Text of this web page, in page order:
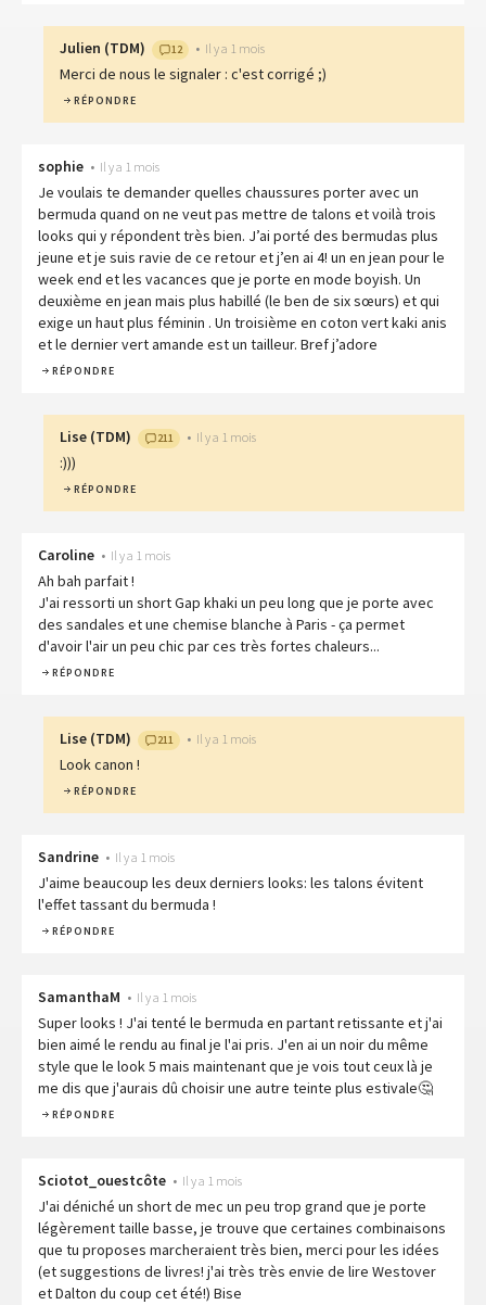
Julien (TDM) 12 • Il y a 1 mois
Merci de nous le signaler : c'est corrigé ;)
RÉPONDRE
sophie • Il y a 1 mois
Je voulais te demander quelles chaussures porter avec un
bermuda quand on ne veut pas mettre de talons et voilà trois
looks qui y répondent très bien. J’ai porté des bermudas plus
jeune et je suis ravie de ce retour et j’en ai 4! un en jean pour le
week end et les vacances que je porte en mode boyish. Un
deuxième en jean mais plus habillé (le ben de six sœurs) et qui
exige un haut plus féminin . Un troisième en coton vert kaki anis
et le dernier vert amande est un tailleur. Bref j’adore
RÉPONDRE
Lise (TDM) 211 • Il y a 1 mois
:)))
RÉPONDRE
Caroline • Il y a 1 mois
Ah bah parfait !
J'ai ressorti un short Gap khaki un peu long que je porte avec
des sandales et une chemise blanche à Paris - ça permet
d'avoir l'air un peu chic par ces très fortes chaleurs...
RÉPONDRE
Lise (TDM) 211 • Il y a 1 mois
Look canon !
RÉPONDRE
Sandrine • Il y a 1 mois
J'aime beaucoup les deux derniers looks: les talons évitent
l'effet tassant du bermuda !
RÉPONDRE
SamanthaM • Il y a 1 mois
Super looks ! J'ai tenté le bermuda en partant retissante et j'ai
bien aimé le rendu au final je l'ai pris. J'en ai un noir du même
style que le look 5 mais maintenant que je vois tout ceux là je
me dis que j'aurais dû choisir une autre teinte plus estivale🤔
RÉPONDRE
Sciotot_ouestcôte • Il y a 1 mois
J'ai déniché un short de mec un peu trop grand que je porte
légèrement taille basse, je trouve que certaines combinaisons
que tu proposes marcheraient très bien, merci pour les idées
(et suggestions de livres! j'ai très très envie de lire Westover
et Dalton du coup cet été!) Bise